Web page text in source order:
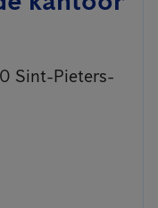
Sint-Pieters-